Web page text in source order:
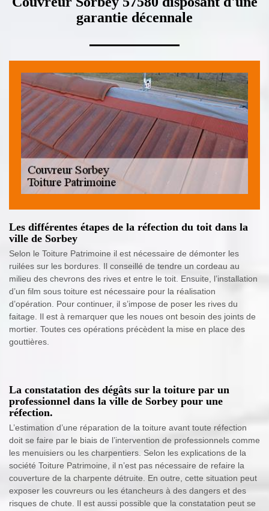
garantie décennale
Les différentes étapes de la réfection du toit dans la
ville de Sorbey
Selon le Toiture Patrimoine il est nécessaire de démonter les
ruilées sur les bordures. Il conseillé de tendre un cordeau au
milieu des chevrons des rives et entre le toit. Ensuite, l’installation
d’un film sous toiture est nécessaire pour la réalisation
d’opération. Pour continuer, il s’impose de poser les rives du
faitage. Il est à remarquer que les noues ont besoin des joints de
mortier. Toutes ces opérations précèdent la mise en place des
gouttières.
La constatation des dégâts sur la toiture par un
professionnel dans la ville de Sorbey pour une
réfection.
L’estimation d’une réparation de la toiture avant toute réfection
doit se faire par le biais de l’intervention de professionnels comme
les menuisiers ou les charpentiers. Selon les explications de la
société Toiture Patrimoine, il n’est pas nécessaire de refaire la
couverture de la charpente détruite. En outre, cette situation peut
exposer les couvreurs ou les étancheurs à des dangers et des
risques de chute. Il est aussi possible que la constatation peut se